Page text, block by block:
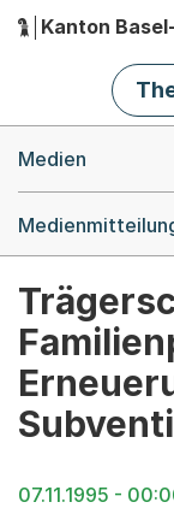
Hauptnavigation
Kanton
Medien
07.11.1995 -